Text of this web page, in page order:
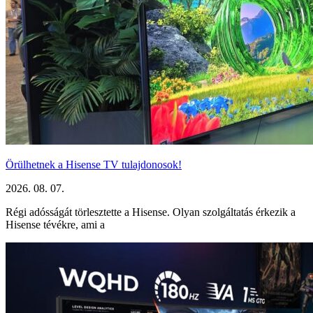
Örülhetnek a Hisense TV tulajdonosok!
2026. 08. 07.
Régi adósságát törlesztette a Hisense. Olyan szolgáltatás érkezik a
Hisense tévékre, ami a